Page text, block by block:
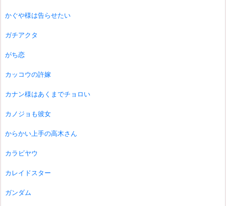
かぐや様は告らせたい
ガチアクタ
がち恋
カッコウの許嫁
カナン様はあくまでチョロい
カノジョも彼女
からかい上手の高木さん
カラビヤウ
カレイドスター
ガンダム